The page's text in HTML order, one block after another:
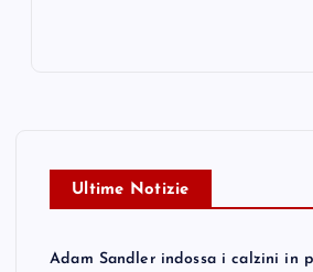
Ultime Notizie
Adam Sandler indossa i calzini in